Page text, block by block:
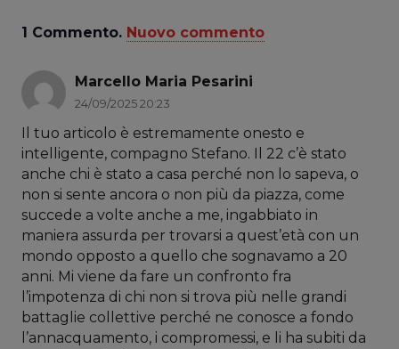
1 Commento. Nuovo commento
Marcello Maria Pesarini
24/09/2025 20:23
Il tuo articolo è estremamente onesto e
intelligente, compagno Stefano. Il 22 c’è stato
anche chi è stato a casa perché non lo sapeva, o
non si sente ancora o non più da piazza, come
succede a volte anche a me, ingabbiato in
maniera assurda per trovarsi a quest’età con un
mondo opposto a quello che sognavamo a 20
anni. Mi viene da fare un confronto fra
l’impotenza di chi non si trova più nelle grandi
battaglie collettive perché ne conosce a fondo
l’annacquamento, i compromessi, e li ha subiti da